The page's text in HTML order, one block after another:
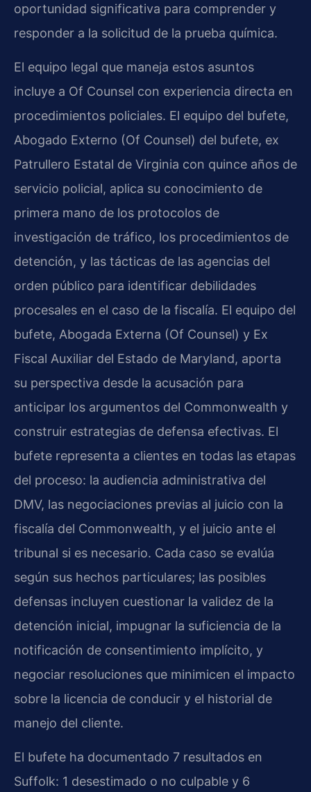
oportunidad significativa para comprender y
responder a la solicitud de la prueba química.
El equipo legal que maneja estos asuntos
incluye a Of Counsel con experiencia directa en
procedimientos policiales. El equipo del bufete,
Abogado Externo (Of Counsel) del bufete, ex
Patrullero Estatal de Virginia con quince años de
servicio policial, aplica su conocimiento de
primera mano de los protocolos de
investigación de tráfico, los procedimientos de
detención, y las tácticas de las agencias del
orden público para identificar debilidades
procesales en el caso de la fiscalía. El equipo del
bufete, Abogada Externa (Of Counsel) y Ex
Fiscal Auxiliar del Estado de Maryland, aporta
su perspectiva desde la acusación para
anticipar los argumentos del Commonwealth y
construir estrategias de defensa efectivas. El
bufete representa a clientes en todas las etapas
del proceso: la audiencia administrativa del
DMV, las negociaciones previas al juicio con la
fiscalía del Commonwealth, y el juicio ante el
tribunal si es necesario. Cada caso se evalúa
según sus hechos particulares; las posibles
defensas incluyen cuestionar la validez de la
detención inicial, impugnar la suficiencia de la
notificación de consentimiento implícito, y
negociar resoluciones que minimicen el impacto
sobre la licencia de conducir y el historial de
manejo del cliente.
El bufete ha documentado 7 resultados en
Suffolk: 1 desestimado o no culpable y 6